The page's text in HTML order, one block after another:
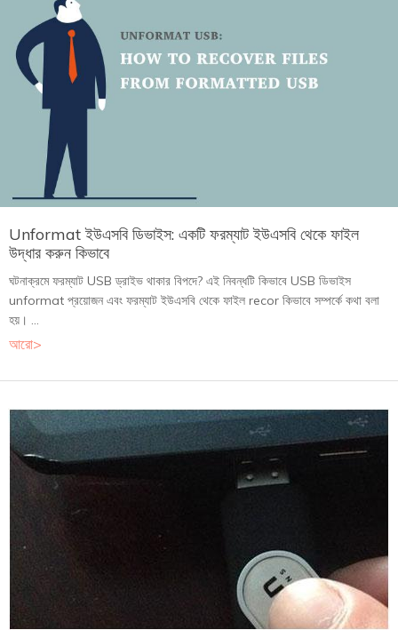
Unformat ইউএসবি ডিভাইস: একটি ফরম্যাট ইউএসবি থেকে ফাইল
উদ্ধার করুন কিভাবে
ঘটনাক্রমে ফরম্যাট USB ড্রাইভ থাকার বিপদে? এই নিবন্ধটি কিভাবে USB ডিভাইস
unformat প্রয়োজন এবং ফরম্যাট ইউএসবি থেকে ফাইল recor কিভাবে সম্পর্কে কথা বলা
হয়। ...
আরো>